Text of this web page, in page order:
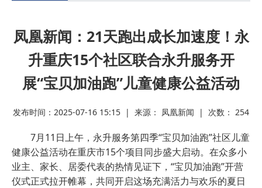
凤凰新闻：21天跑出成长加速度！永
升重庆15个社区联合永升服务开
展“宝贝加油跑”儿童健康公益活动
发布时间：2025-07-16 15:15 | 来源： 凤凰新闻 | 次数： 254
7月11日上午，永升服务第四季“宝贝加油跑”社区儿童
健康公益活动在重庆市15个项目同步盛大启动。在众多小
业主、家长、居委代表的热情见证下，“宝贝加油跑”开营
仪式正式拉开帷幕，共同开启这场充满活力与欢乐的夏日